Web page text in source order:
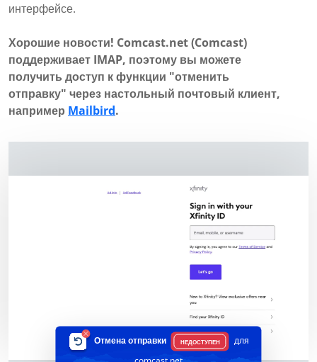
интерфейсе.
Хорошие новости! Comcast.net (Comcast)
поддерживает IMAP, поэтому вы можете
получить доступ к функции "отменить
отправку" через настольный почтовый клиент,
например Mailbird.
Отмена отправки НЕДОСТУПЕН
для